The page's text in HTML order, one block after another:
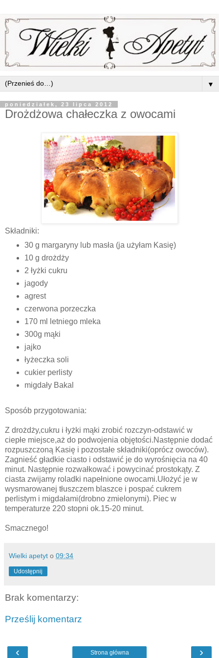
▼
poniedziałek, 23 lipca 2012
Drożdżowa chałeczka z owocami
Składniki:
30 g margaryny lub masła (ja użyłam Kasię)
10 g drożdży
2 łyżki cukru
jagody
agrest
czerwona porzeczka
170 ml letniego mleka
300g mąki
jajko
łyżeczka soli
cukier perlisty
migdały Bakal
Sposób przygotowania:
Z drożdży,cukru i łyżki mąki zrobić rozczyn-odstawić w
ciepłe miejsce,aż do podwojenia objętości.Następnie dodać
rozpuszczoną Kasię i pozostałe składniki(oprócz owoców).
Zagnieść gładkie ciasto i odstawić je do wyrośnięcia na 40
minut. Następnie rozwałkować i powycinać prostokąty. Z
ciasta zwijamy roladki napełnione owocami.Ułożyć je w
wysmarowanej tłuszczem blaszce i pospać cukrem
perlistym i migdałami(drobno zmielonymi). Piec w
temperaturze 220 stopni ok.15-20 minut.
Smacznego!
Wielki apetyt o 09:34
Udostępnij
Brak komentarzy:
Prześlij komentarz
‹ ›
Strona główna